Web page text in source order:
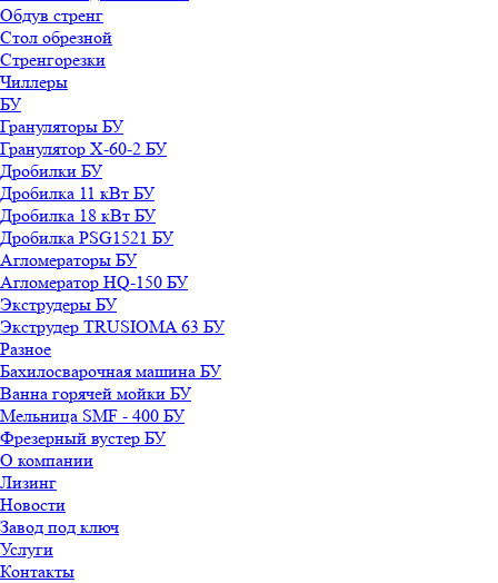
Обдув стренг
Стол обрезной
Стренгорезки
Чиллеры
БУ
Грануляторы БУ
Гранулятор X-60-2 БУ
Дробилки БУ
Дробилка 11 кВт БУ
Дробилка 18 кВт БУ
Дробилка PSG1521 БУ
Агломераторы БУ
Агломератор HQ-150 БУ
Экструдеры БУ
Экструдер TRUSIOMA 63 БУ
Разное
Бахилосварочная машина БУ
Ванна горячей мойки БУ
Мельница SMF - 400 БУ
Фрезерный вустер БУ
О компании
Лизинг
Новости
Завод под ключ
Услуги
Контакты